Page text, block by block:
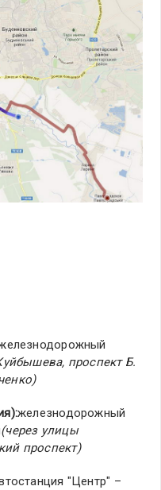
проспект Б.
железнодорожный
(через улицы
проспект)
"Центр" –